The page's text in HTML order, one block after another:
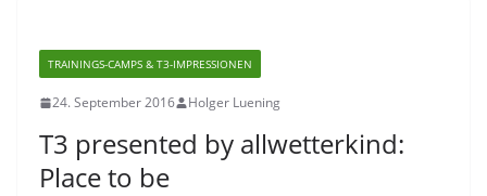
TRAININGS-CAMPS & T3-IMPRESSIONEN
24. September 2016 Holger Luening
T3 presented by allwetterkind:
Place to be